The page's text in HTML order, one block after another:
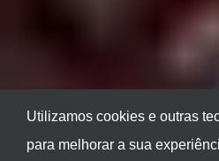
Utilizamos cookies e outras
para melhorar a sua